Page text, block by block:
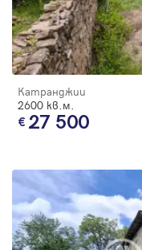
Катранджии
2600 кв.м.
27 500